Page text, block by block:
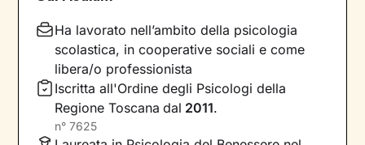
Imparerai a trasformare alcuni elementi che non
ti rappresentano più e scoprirai dentro di te
competenze e potenzialità
che non sapevi di
avere. Davanti ai tuoi occhi compariranno
nuove strade da percorrere, un passo dopo
l’altro, verso il cambiamento positivo
desideri.
Ha lavorato nell’ambito della psicologia
scolastica, in cooperative sociali e come
libera/o professionista
Iscritta all'Ordine degli Psicologi della
Regione Toscana dal 2011.
n° 7625